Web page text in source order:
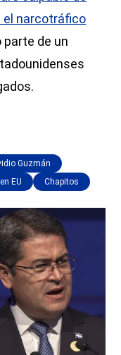
el narcotráfico
de un
Guzmán
EU
Chapitos